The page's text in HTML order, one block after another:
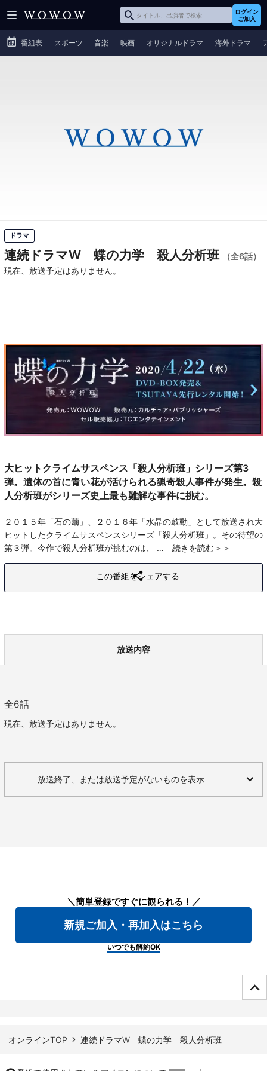
ログイン
ご加入
番組表 スポーツ 音楽 映画 オリジナルドラマ 海外ドラマ
ドラマ
連続ドラマW 蝶の力学 殺人分析班
（全6話）
現在、放送予定はありません。
大ヒットクライムサスペンス「殺人分析班」シリーズ第3
弾。遺体の首に青い花が活けられる猟奇殺人事件が発生。殺
人分析班がシリーズ史上最も難解な事件に挑む。
２０１５年「石の繭」、２０１６年「水晶の鼓動」として放送され大
ヒットしたクライムサスペンスシリーズ「殺人分析班」。その待望の
第３弾。今作で殺人分析班が挑むのは、
続きを読む
この番組をシェアする
放送内容
全6話
現在、放送予定はありません。
放送終了、または放送予定がないものを表示
＼簡単登録ですぐに観られる！／
新規ご加入・再加入はこちら
いつでも解約OK
オンラインTOP 連続ドラマW 蝶の力学 殺人分析班